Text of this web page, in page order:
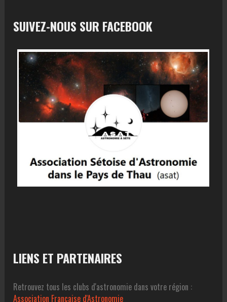
SUIVEZ-NOUS SUR FACEBOOK
LIENS ET PARTENAIRES
Retrouvez tous les clubs d'astronomie dans votre région :
Association Francaise d'Astronomie